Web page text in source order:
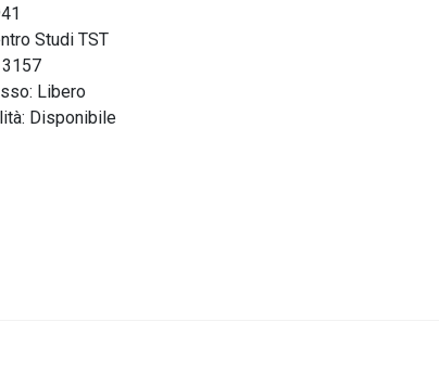
Studi TST
3157
Libero
Disponibile